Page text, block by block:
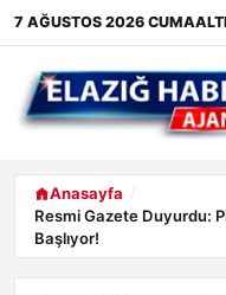
7 AĞUSTOS 2026 CUMA
ANASAYFA
GÜNDEM
Anasayfa
Resmi Gazete Duyurdu:
Başlıyor!